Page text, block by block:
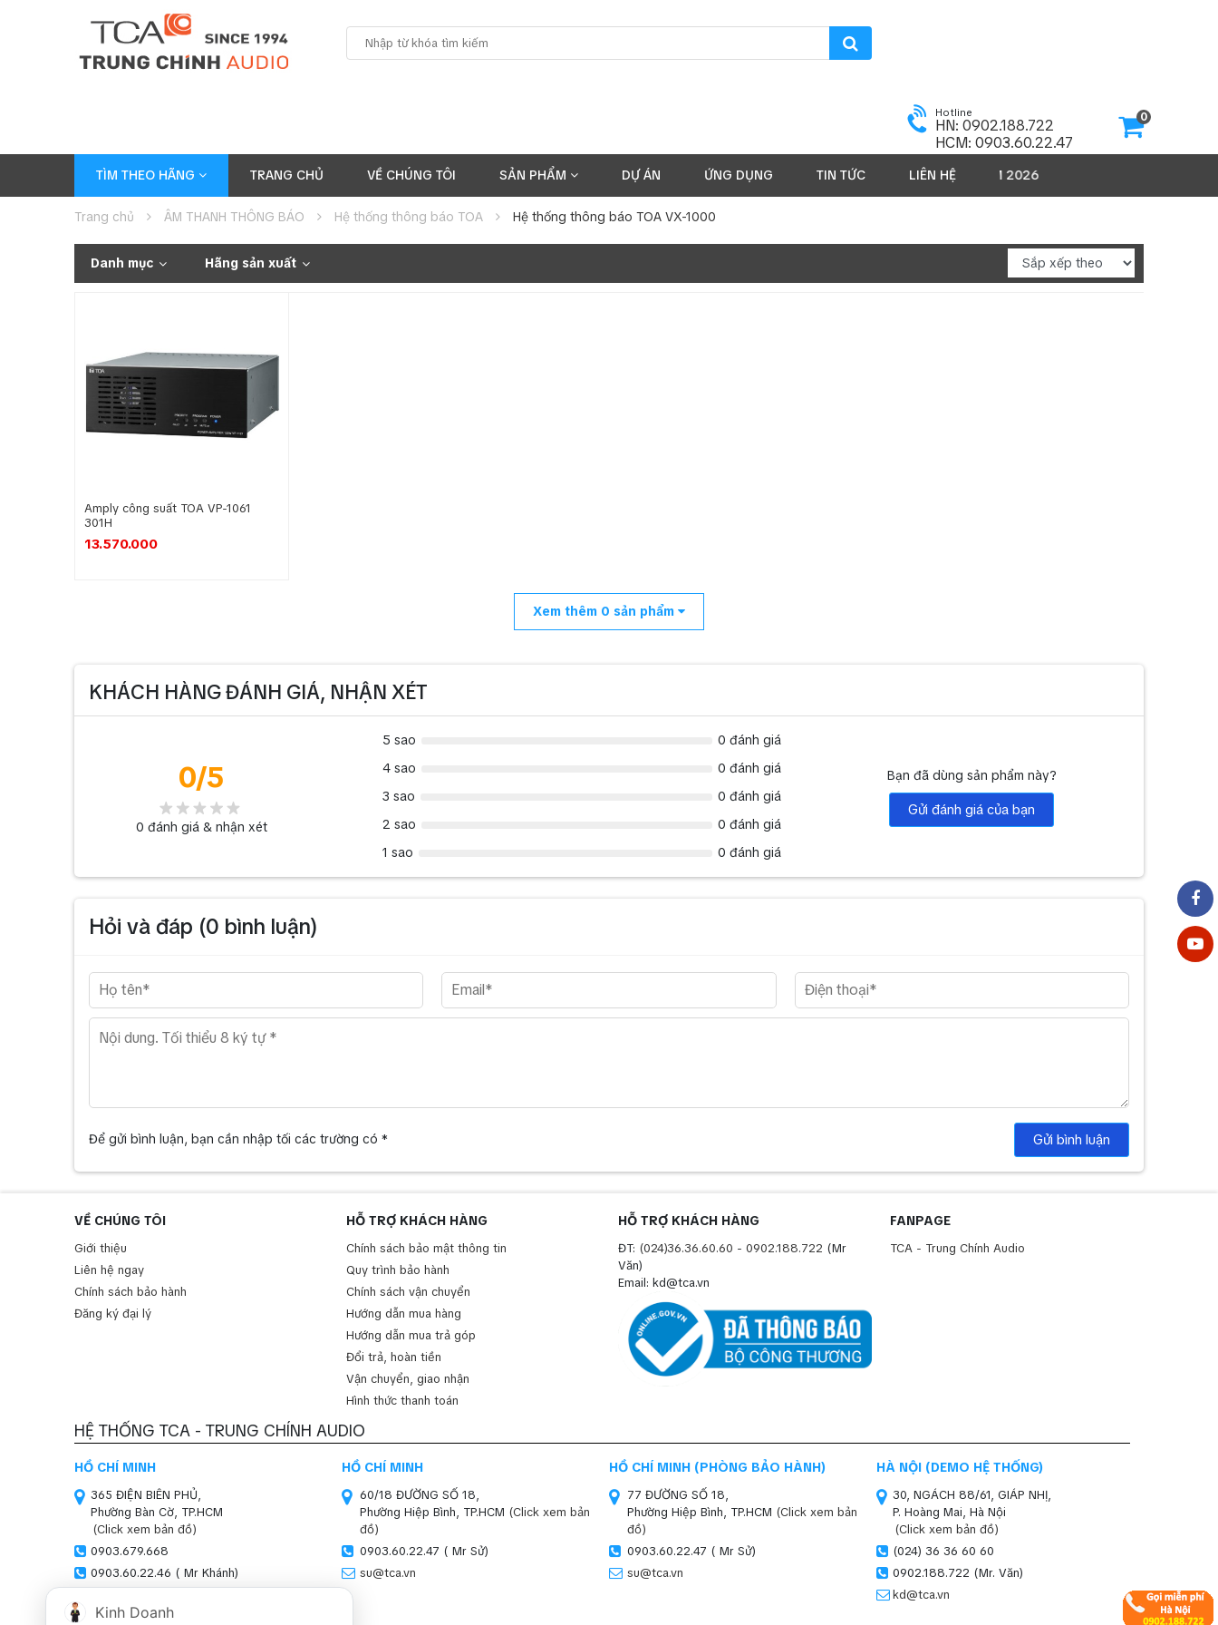
Hotline
HN: 0902.188.722
HCM: 0903.60.22.47
0
TÌM THEO HÃNG TRANG CHỦ VỀ CHÚNG TÔI SẢN PHẨM DỰ ÁN ỨNG DỤNG TIN TỨC LIÊN HỆ
SẢN PHẨM 2026
Trang chủ ÂM THANH THÔNG BÁO Hệ thống thông báo TOA Hệ thống thông báo TOA VX-1000
Danh mục Hãng sản xuất
Amply công suất TOA VP-1061
301H
13.570.000
Xem thêm 0 sản phẩm
KHÁCH HÀNG ĐÁNH GIÁ, NHẬN XÉT
0/5
0 đánh giá & nhận xét
5 sao
0 đánh giá
4 sao
0 đánh giá
3 sao
0 đánh giá
2 sao
0 đánh giá
1 sao
0 đánh giá
Bạn đã dùng sản phẩm này?
Gửi đánh giá của bạn
Hỏi và đáp (0 bình luận)
Để gửi bình luận, bạn cần nhập tối các trường có * Gửi bình luận
VỀ CHÚNG TÔI
Giới thiệu
Liên hệ ngay
Chính sách bảo hành
Đăng ký đại lý
HỖ TRỢ KHÁCH HÀNG
Chính sách bảo mật thông tin
Quy trình bảo hành
Chính sách vận chuyển
Hướng dẫn mua hàng
Hướng dẫn mua trả góp
Đổi trả, hoàn tiền
Vận chuyển, giao nhận
Hình thức thanh toán
HỖ TRỢ KHÁCH HÀNG
ĐT: (024)36.36.60.60 - 0902.188.722 (Mr
Văn)
Email: kd@tca.vn
FANPAGE
TCA - Trung Chính Audio
HỆ THỐNG TCA - TRUNG CHÍNH AUDIO
HỒ CHÍ MINH
365 ĐIỆN BIÊN PHỦ,
Phường Bàn Cờ, TP.HCM
(Click xem bản đồ)
0903.679.668
0903.60.22.46 ( Mr Khánh)
HỒ CHÍ MINH
60/18 ĐƯỜNG SỐ 18,
Phường Hiệp Bình, TP.HCM (Click xem bản
đồ)
0903.60.22.47 ( Mr Sử)
su@tca.vn
HỒ CHÍ MINH (PHÒNG BẢO HÀNH)
77 ĐƯỜNG SỐ 18,
Phường Hiệp Bình, TP.HCM (Click xem bản
đồ)
0903.60.22.47 ( Mr Sử)
su@tca.vn
HÀ NỘI (DEMO HỆ THỐNG)
30, NGÁCH 88/61, GIÁP NHỊ,
P. Hoàng Mai, Hà Nội
(Click xem bản đồ)
(024) 36 36 60 60
0902.188.722 (Mr. Văn)
kd@tca.vn
HÀ NỘI (SHOWROOM)
Kinh Doanh